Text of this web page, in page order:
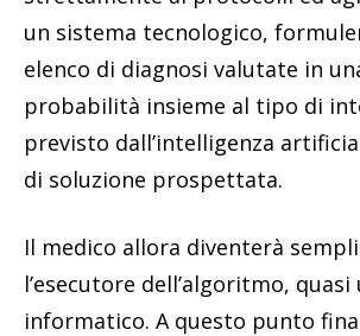
un sistema tecnologico,
elenco di diagnosi valutate in
probabilità insieme al tipo di
previsto dall’intelligenza
di soluzione prospettata.
Il medico allora diventerà
l’esecutore dell’algoritmo,
informatico. A questo punto